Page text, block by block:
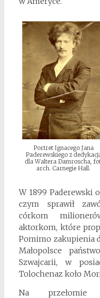
Portret Ignacego Jana
Paderewskiego z
dla Waltera Damroscha,
arch. Carnegie Hall.
W 1899 Paderewski
czym sprawił
córkom
aktorkom, które
Pomimo zakupienia
Małopolsce
Szwajcarii, w
Tolochenaz koło
Na przełomie